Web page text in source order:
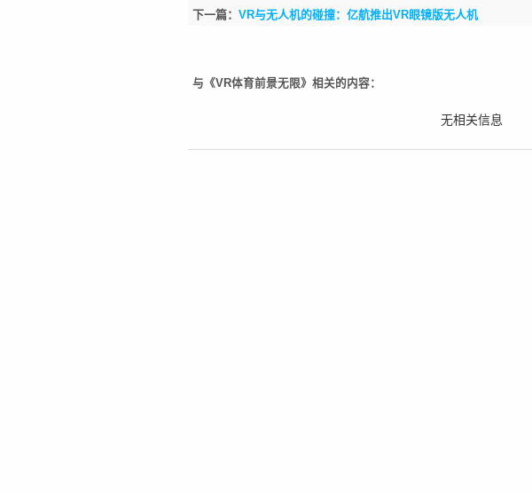
下一篇： VR与无人机的碰撞：亿航推出VR眼镜版无人机
与《VR体育前景无限》相关的内容：
无相关信息